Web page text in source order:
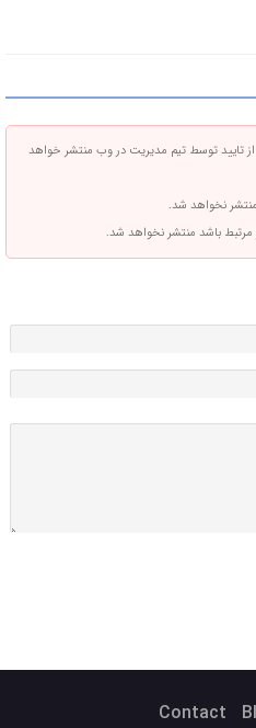
تایید توسط تیم مدیریت در وب منتشر خواهد
نخواهد شد.
مرتبط باشد منتشر نخواهد شد.
Contact